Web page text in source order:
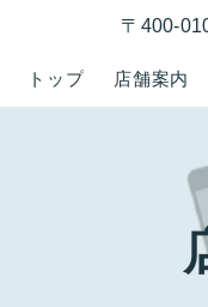
トップ 店舗案内
〒400-